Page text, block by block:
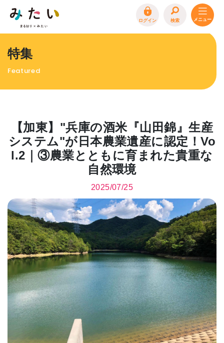
ログイン 検索
特集
エリア特集
まるはり×みたい お問合わせ イベント情報募集
FAQ
特集
Featured
【加東】"兵庫の酒米『山田錦』生産
システム"が日本農業遺産に認定！Vo
l.2｜③農業とともに育まれた貴重な
自然環境
2025/07/25